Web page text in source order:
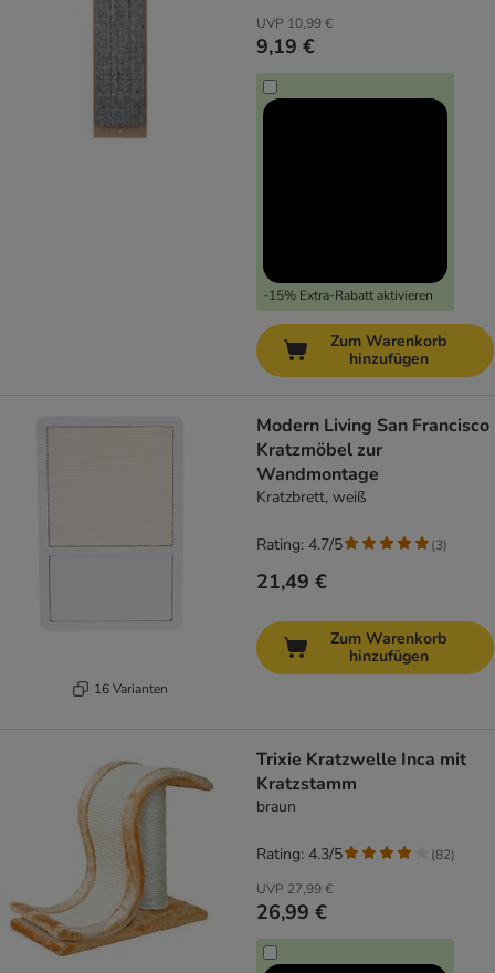
UVP 10,99 €
9,19 €
-15% Extra-Rabatt aktivieren
Zum Warenkorb
hinzufügen
16 Varianten
Modern Living San Francisco
Kratzmöbel zur
Wandmontage
Kratzbrett, weiß
21,49 €
Rating: 4.7/5 (3)
Zum Warenkorb
hinzufügen
Trixie Kratzwelle Inca mit
Kratzstamm
braun
UVP 27,99 €
26,99 €
Rating: 4.3/5 (82)